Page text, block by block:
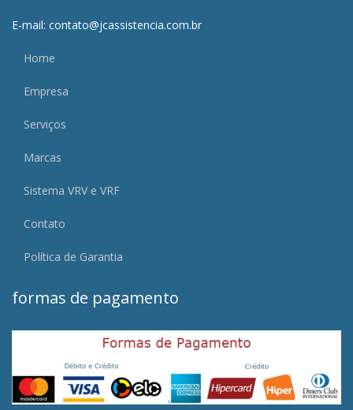
E-mail: contato@jcassistencia.com.br
Home
Empresa
Serviços
Marcas
Sistema VRV e VRF
Contato
Política de Garantia
formas de pagamento